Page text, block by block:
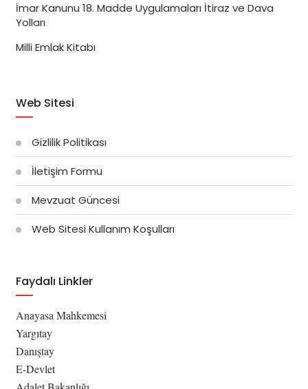
İmar Kanunu 18. Madde Uygulamaları İtiraz ve Dava
Yolları
Milli Emlak Kitabı
Web Sitesi
Gizlilik Politikası
İletişim Formu
Mevzuat Güncesi
Web Sitesi Kullanım Koşulları
Faydalı Linkler
Anayasa Mahkemesi
Yargıtay
Danıştay
E-Devlet